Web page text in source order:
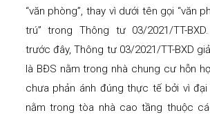
“văn phòng”, thay vì dưới tên gọi “văn
trú” trong Thông tư 03/2021/TT-
trước đây, Thông tư 03/2021/TT-BXD
là BĐS nằm trong nhà chung cư hỗn
chưa phản ánh đúng thực tế bởi vì
nằm trong tòa nhà cao tầng thuộc